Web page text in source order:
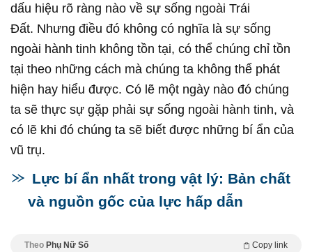
dấu hiệu rõ ràng nào về sự sống ngoài Trái
Đất. Nhưng điều đó không có nghĩa là sự sống
ngoài hành tinh không tồn tại, có thể chúng chỉ tồn
tại theo những cách mà chúng ta không thể phát
hiện hay hiểu được. Có lẽ một ngày nào đó chúng
ta sẽ thực sự gặp phải sự sống ngoài hành tinh, và
có lẽ khi đó chúng ta sẽ biết được những bí ẩn của
vũ trụ.
Lực bí ẩn nhất trong vật lý: Bản chất
và nguồn gốc của lực hấp dẫn
Theo Phụ Nữ Số Copy link